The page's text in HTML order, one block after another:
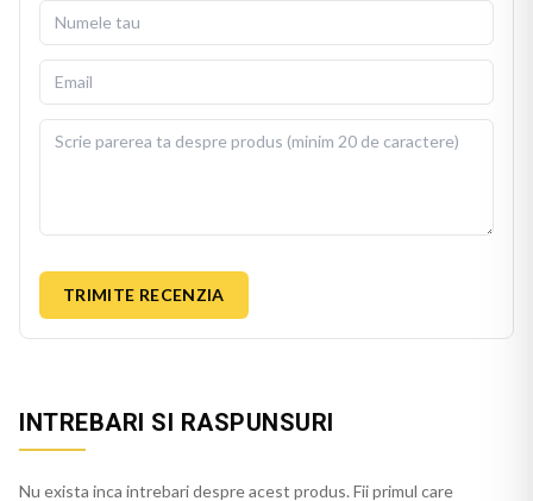
TRIMITE RECENZIA
INTREBARI SI RASPUNSURI
Nu exista inca intrebari despre acest produs. Fii primul care